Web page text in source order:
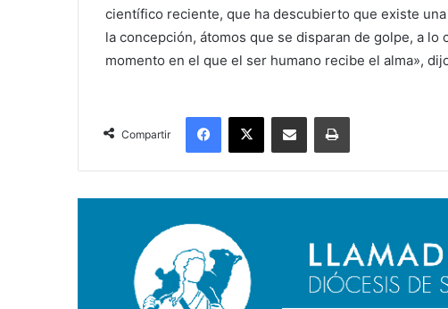
científico reciente, que ha descubierto que existe
la concepción, átomos que se disparan de golpe, a
momento en el que el ser humano recibe el alma»,
Compartir